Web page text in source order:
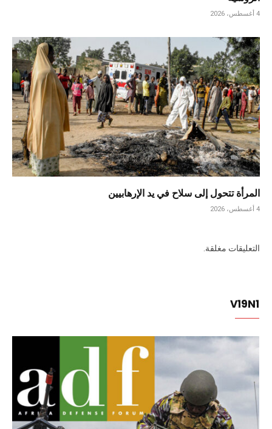
4 أغسطس، 2026
المرأة تتحول إلى سلاح في يد الإرهابيين
4 أغسطس، 2026
التعليقات مغلقة.
V19N1